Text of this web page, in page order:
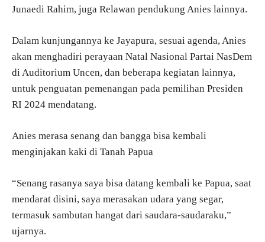
Junaedi Rahim, juga Relawan pendukung Anies lainnya.
Dalam kunjungannya ke Jayapura, sesuai agenda, Anies
akan menghadiri perayaan Natal Nasional Partai NasDem
di Auditorium Uncen, dan beberapa kegiatan lainnya,
untuk penguatan pemenangan pada pemilihan Presiden
RI 2024 mendatang.
Anies merasa senang dan bangga bisa kembali
menginjakan kaki di Tanah Papua
“Senang rasanya saya bisa datang kembali ke Papua, saat
mendarat disini, saya merasakan udara yang segar,
termasuk sambutan hangat dari saudara-saudaraku,”
ujarnya.